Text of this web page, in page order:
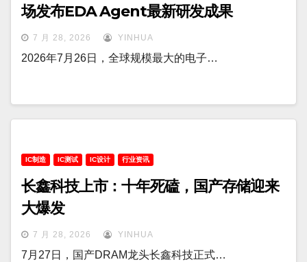
场发布EDA Agent最新研发成果
7 月 28, 2026 YINHUA
2026年7月26日，全球规模最大的电子…
IC制造 IC测试 IC设计 行业资讯
长鑫科技上市：十年死磕，国产存储迎来
大爆发
7 月 28, 2026 YINHUA
7月27日，国产DRAM龙头长鑫科技正式…